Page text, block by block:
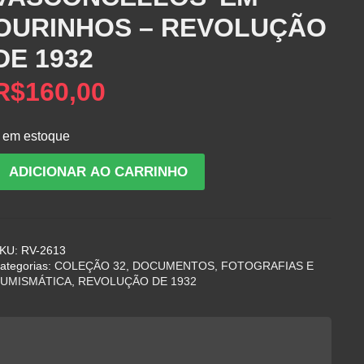
– REVOLUÇÃO
1932
160,00
em estoque
ADICIONAR AO CARRINHO
RV-2613
COLEÇÃO 32, DOCUMENTOS, FOTOGRAFIAS E
, REVOLUÇÃO DE 1932